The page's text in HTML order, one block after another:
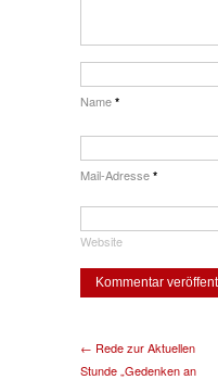
Name *
Mail-Adresse *
Website
← Rede zur Aktuellen
Stunde „Gedenken an